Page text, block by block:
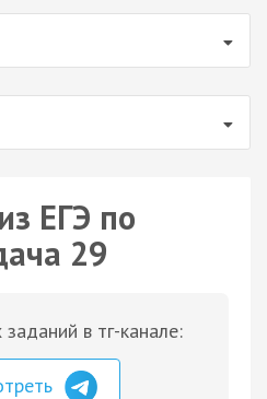
ЕГЭ по
29
в тг-канале: